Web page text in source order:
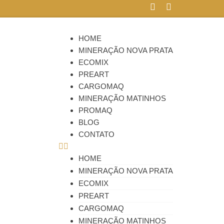
HOME
MINERAÇÃO NOVA PRATA
ECOMIX
PREART
CARGOMAQ
MINERAÇÃO MATINHOS
PROMAQ
BLOG
CONTATO
HOME
MINERAÇÃO NOVA PRATA
ECOMIX
PREART
CARGOMAQ
MINERAÇÃO MATINHOS